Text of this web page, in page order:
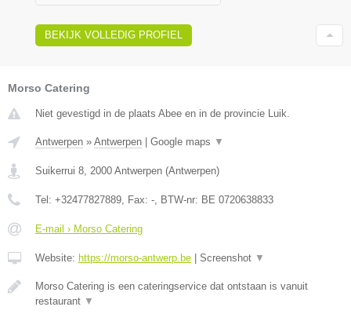
BEKIJK VOLLEDIG PROFIEL
Morso Catering
Niet gevestigd in de plaats Abee en in de provincie Luik.
Antwerpen » Antwerpen Google maps ▼
Suikerrui 8, 2000 Antwerpen (Antwerpen)
Tel: +32477827889, Fax: -, BTW-nr: BE 0720638833
E-mail › Morso Catering
Website: https://morso-antwerp.be Screenshot ▼
Morso Catering is een cateringservice dat ontstaan is vanuit
restaurant ▼